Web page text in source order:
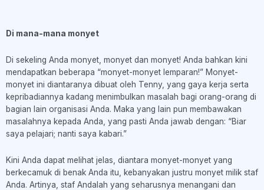
Di mana-mana monyet
Di sekeling Anda monyet, monyet dan monyet! Anda bahkan kini
mendapatkan beberapa “monyet-monyet lemparan!” Monyet-
monyet ini diantaranya dibuat oleh Tenny, yang gaya kerja serta
kepribadiannya kadang menimbulkan masalah bagi orang-orang di
bagian lain organisasi Anda. Maka yang lain pun membawakan
masalahnya kepada Anda, yang pasti Anda jawab dengan: “Biar
saya pelajari; nanti saya kabari.”
Kini Anda dapat melihat jelas, diantara monyet-monyet yang
berkecamuk di benak Anda itu, kebanyakan justru monyet milik staf
Anda. Artinya, staf Andalah yang seharusnya menangani dan